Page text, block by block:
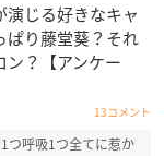
演じる好きなキャ
ぱり藤堂葵？それ
ン？【アンケー
13コメント
つ呼吸1つ全てに惹か